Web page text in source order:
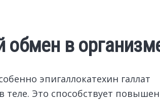
обмен в
эпигаллокатехин галлат
теле. Это способствует